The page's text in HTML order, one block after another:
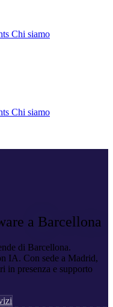
Chi siamo
Chi siamo
a Barcellona
di Barcellona.
IA. Con sede a Madrid,
in presenza e supporto